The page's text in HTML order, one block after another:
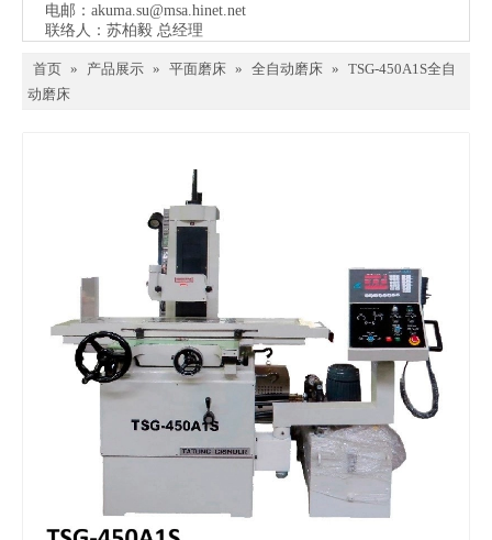
电邮： akuma.su@msa.hinet.net
联络人：苏柏毅 总经理
首页 » 产品展示 » 平面磨床 » 全自动磨床 » TSG-450A1S全自
动磨床